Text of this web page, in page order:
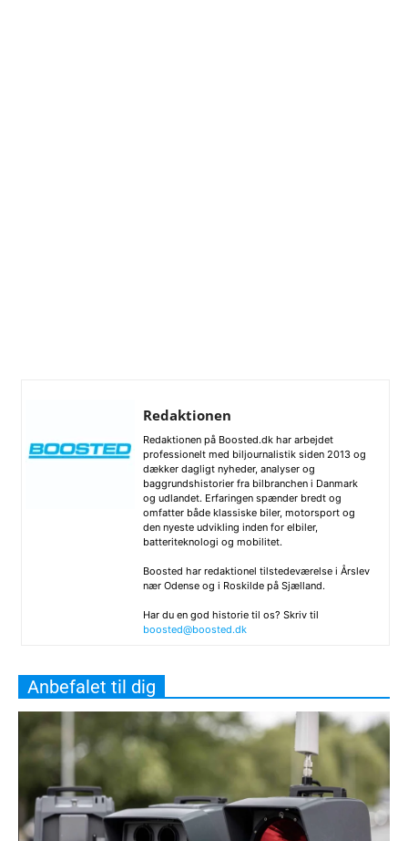
Redaktionen
Redaktionen på Boosted.dk har arbejdet
professionelt med biljournalistik siden 2013 og
dækker dagligt nyheder, analyser og
baggrundshistorier fra bilbranchen i Danmark
og udlandet. Erfaringen spænder bredt og
omfatter både klassiske biler, motorsport og
den nyeste udvikling inden for elbiler,
batteriteknologi og mobilitet.
Boosted har redaktionel tilstedeværelse i Årslev
nær Odense og i Roskilde på Sjælland.
Har du en god historie til os? Skriv til
boosted@boosted.dk